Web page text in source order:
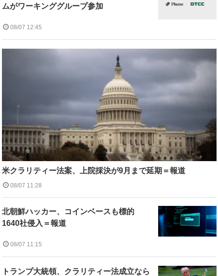
ムがワーキンググループ参加
08/07 12:45
米クラリティー法案、上院採決が9月まで延期＝報道
08/07 11:28
北朝鮮ハッカー、コインベースも標的
1640社侵入＝報道
08/07 11:15
トランプ大統領、クラリティー法成立なら